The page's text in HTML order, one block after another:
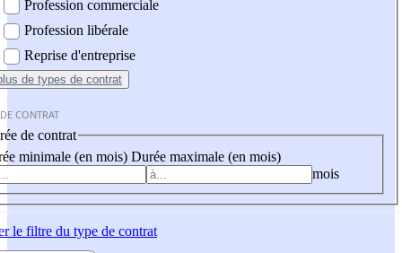
Profession commerciale
Profession libérale
Reprise d'entreprise
de types de contrat
CONTRAT
de contrat
minimale (en mois) Durée maximale (en mois)
mois
le filtre du type de contrat